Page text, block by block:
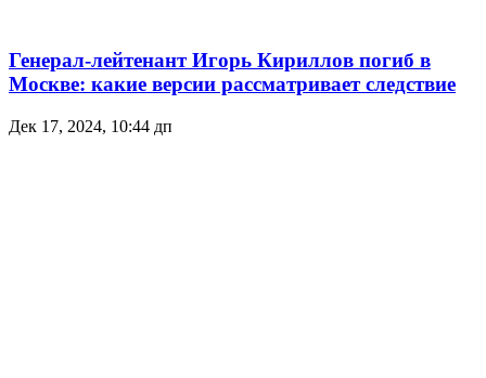
Генерал-лейтенант Игорь Кириллов погиб в
Москве: какие версии рассматривает следствие
Дек 17, 2024, 10:44 дп